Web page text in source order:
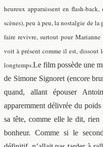
heureux apparaissent en flash-
scènes), peu à peu, la nostalgie de
faire revivre, surtout pour
voit à présent comme il est, dissout
longtemps.Le film possède une
de Simone Signoret (encore
quand, allant épouser
apparemment délivrée du
sa tête, comme elle le dit, rien
bonheur. Comme si le